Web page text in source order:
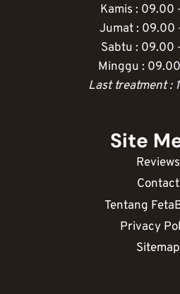
Kamis : 09.00
Jumat : 09.00
Sabtu : 09.00
Minggu :
Last treatment :
Site
Reviews
Contact
Tentang
Privacy
Sitemap